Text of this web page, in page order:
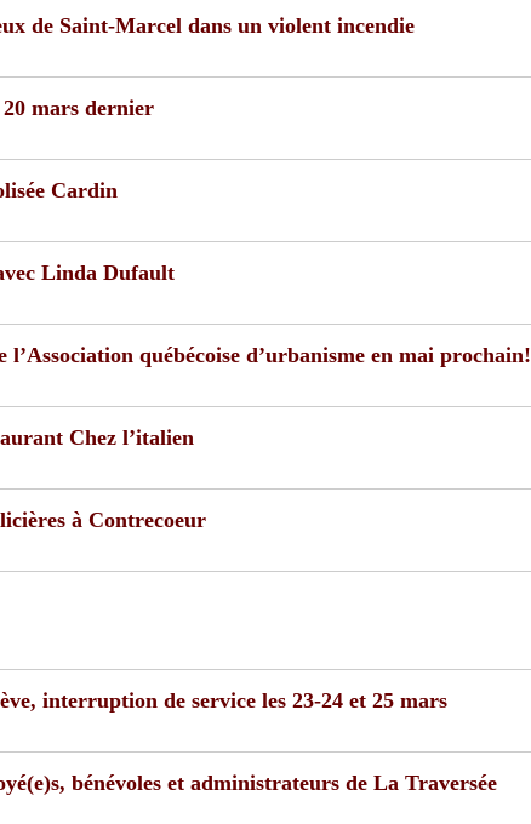
de Saint-Marcel dans un violent incendie
mars dernier
Cardin
Linda Dufault
québécoise d’urbanisme en mai prochain!
Chez l’italien
à Contrecoeur
interruption de service les 23-24 et 25 mars
bénévoles et administrateurs de La Traversée